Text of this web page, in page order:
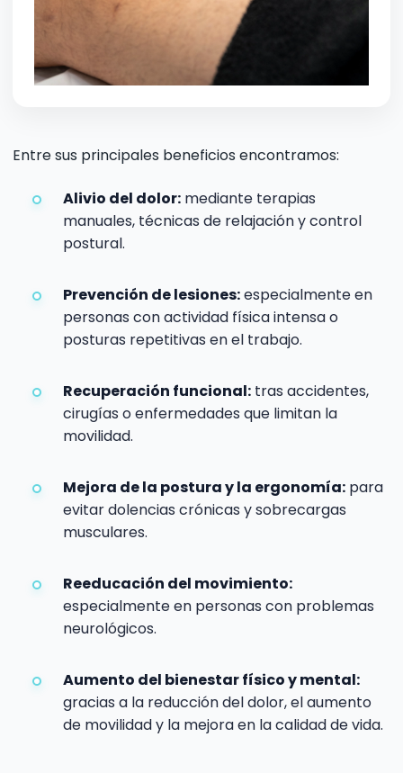
Entre sus principales beneficios encontramos:
Alivio del dolor: mediante terapias
manuales, técnicas de relajación y control
postural.
Prevención de lesiones:especialmente en
personas con actividad física intensa o
posturas repetitivas en el trabajo.
Recuperación funcional: tras accidentes,
cirugías o enfermedades que limitan la
movilidad.
Mejora de la postura y la ergonomía: para
evitar dolencias crónicas y sobrecargas
musculares.
Reeducación del movimiento:
especialmente en personas con problemas
neurológicos.
Aumento del bienestar físico y mental:
gracias a la reducción del dolor, el aumento
de movilidad y la mejora en la calidad de vida.